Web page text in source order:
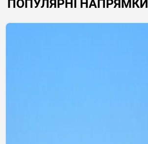
ПОПУЛЯРНІ НАПРЯМКИ